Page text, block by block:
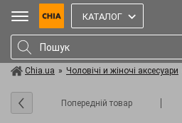
КАТАЛОГ
Chia.ua » Чоловічі и жіночі аксесуари
Попередній товар